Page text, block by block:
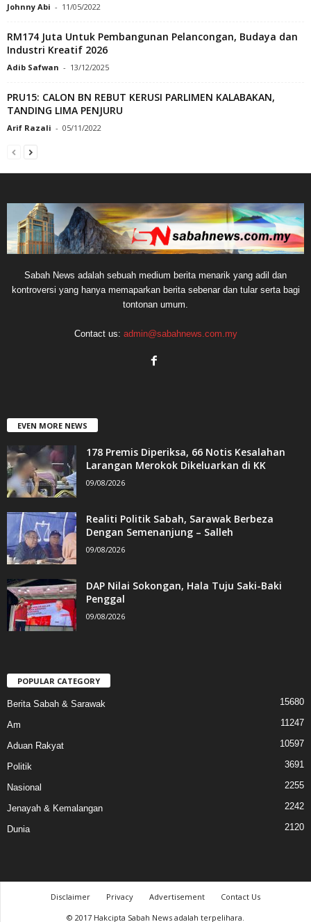
Johnny Abi - 11/05/2022
RM174 Juta Untuk Pembangunan Pelancongan, Budaya dan
Industri Kreatif 2026
Adib Safwan - 13/12/2025
PRU15: CALON BN REBUT KERUSI PARLIMEN KALABAKAN,
TANDING LIMA PENJURU
Arif Razali - 05/11/2022
Sabah News adalah sebuah medium berita menarik yang adil dan
kontroversi yang hanya memaparkan berita sebenar dan tular serta bagi
tontonan umum.
Contact us: admin@sabahnews.com.my
EVEN MORE NEWS
178 Premis Diperiksa, 66 Notis Kesalahan
Larangan Merokok Dikeluarkan di KK
09/08/2026
Realiti Politik Sabah, Sarawak Berbeza
Dengan Semenanjung – Salleh
09/08/2026
DAP Nilai Sokongan, Hala Tuju Saki-Baki
Penggal
09/08/2026
POPULAR CATEGORY
Berita Sabah & Sarawak 15680
Am 11247
Aduan Rakyat 10597
Politik 3691
Nasional 2255
Jenayah & Kemalangan 2242
Dunia 2120
Disclaimer Privacy Advertisement
Contact Us
© 2017 Hakcipta Sabah News adalah terpelihara.